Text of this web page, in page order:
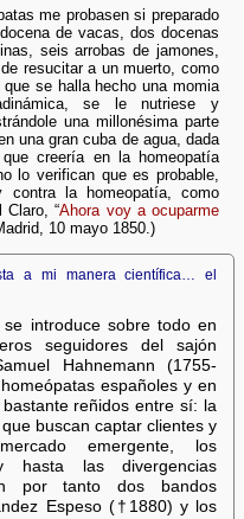
me probasen si preparado
de vacas, dos docenas
seis arrobas de jamones,
resucitar a un muerto, como
se halla hecho una momia
se le nutriese y
una millonésima parte
una gran cuba de agua, dada
creería en la homeopatía
lo verifican que es probable,
contra la homeopatía, como
Claro, “Ahora voy a ocuparme
10 mayo 1850.)
a mi manera científica… el
se introduce sobre todo en
seguidores del sajón
Hahnemann (1755-
españoles y en
reñidos entre sí: la
buscan captar clientes y
emergente, los
hasta las divergencias
por tanto dos bandos
Espeso (†1880) y los